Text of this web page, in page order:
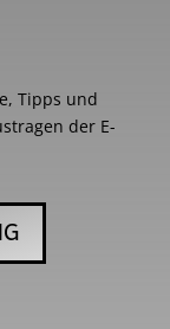
Tipps und
der E-